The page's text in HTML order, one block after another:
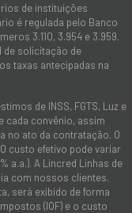
de instituições
é regulada pelo Banco
3.110, 3.954 e 3.959.
de solicitação de
taxas antecipadas na
de INSS, FGTS, Luz e
cada convênio, assim
no ato da contratação. O
custo efetivo pode variar
a.a.). A Lincred Linhas de
com nossos clientes.
será exibido de forma
(IOF) e o custo